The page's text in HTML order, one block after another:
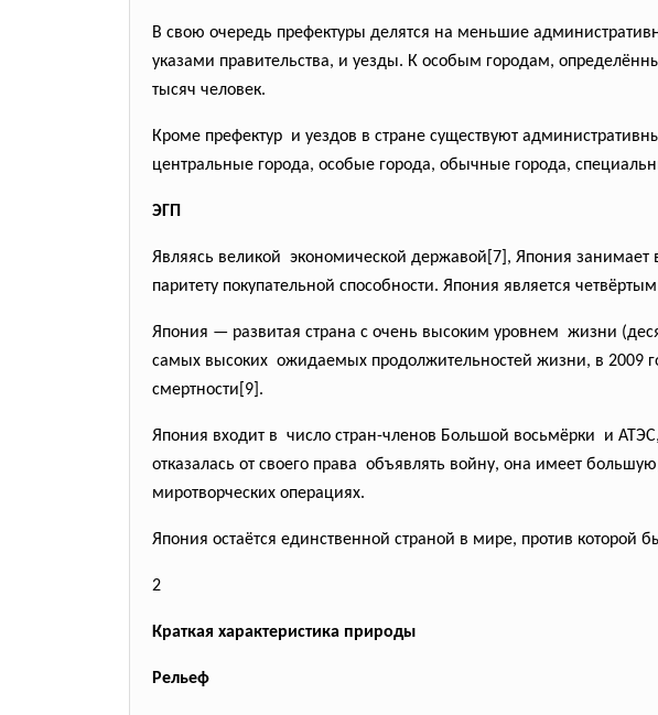
В свою очередь префектуры делятся на меньшие
указами правительства, и уезды. К особым городам,
тысяч человек.
Кроме префектур и уездов в стране существуют
центральные города, особые города, обычные города,
ЭГП
Являясь великой экономической державой[7], Япония
паритету покупательной способности. Япония является
Япония — развитая страна с очень высоким уровнем жизни
самых высоких ожидаемых продолжительностей жизни, в 2009
смертности[9].
Япония входит в число стран-членов Большой восьмёрки и
отказалась от своего права объявлять войну, она имеет
миротворческих операциях.
Япония остаётся единственной страной в мире, против
2
Краткая характеристика природы
Рельеф